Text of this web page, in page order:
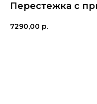
Перестежка с
7290,00 р.